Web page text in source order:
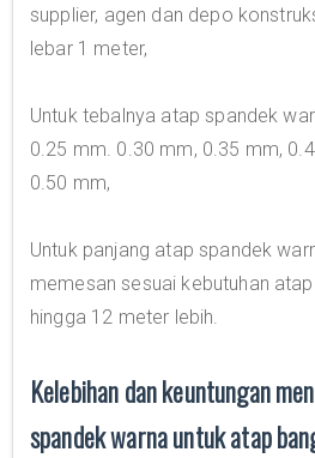
supplier, agen dan depo
lebar 1 meter,
Untuk tebalnya atap spandek
0.25 mm. 0.30 mm, 0.35 mm,
0.50 mm,
Untuk panjang atap spandek
memesan sesuai kebutuhan
hingga 12 meter lebih.
Kelebihan dan keuntungan
spandek warna untuk atap